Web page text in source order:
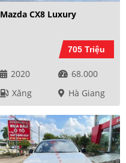
Mazda CX8 Luxury
705 Triệu
2020
68.000
Xăng
Hà Giang